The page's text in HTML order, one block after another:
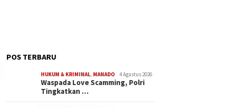
POS TERBARU
HUKUM & KRIMINAL, MANADO 4 Agustus 2026
Waspada Love Scamming, Polri
Tingkatkan …